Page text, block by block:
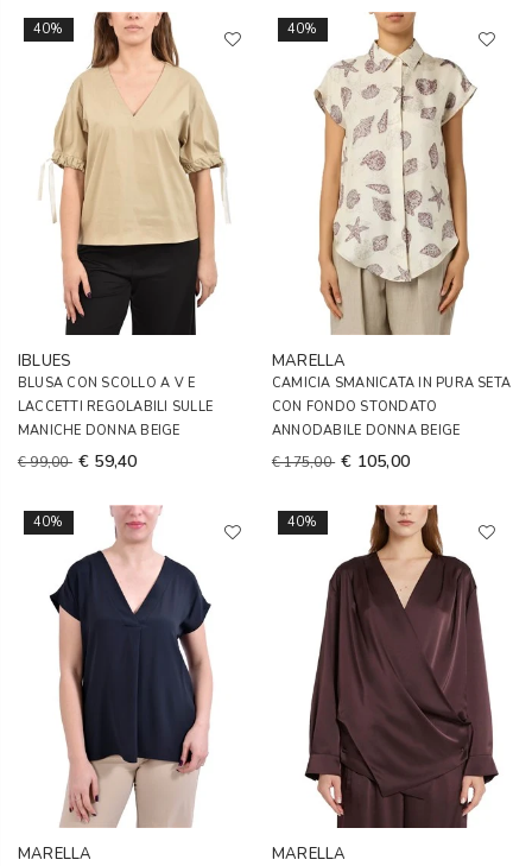
40%
IBLUES
BLUSA CON SCOLLO A V E
LACCETTI REGOLABILI SULLE
MANICHE DONNA BEIGE
€ 99,00 € 59,40
40%
MARELLA
CAMICIA SMANICATA IN PURA SETA
CON FONDO STONDATO
ANNODABILE DONNA BEIGE
€ 175,00 € 105,00
40%
MARELLA
40%
MARELLA